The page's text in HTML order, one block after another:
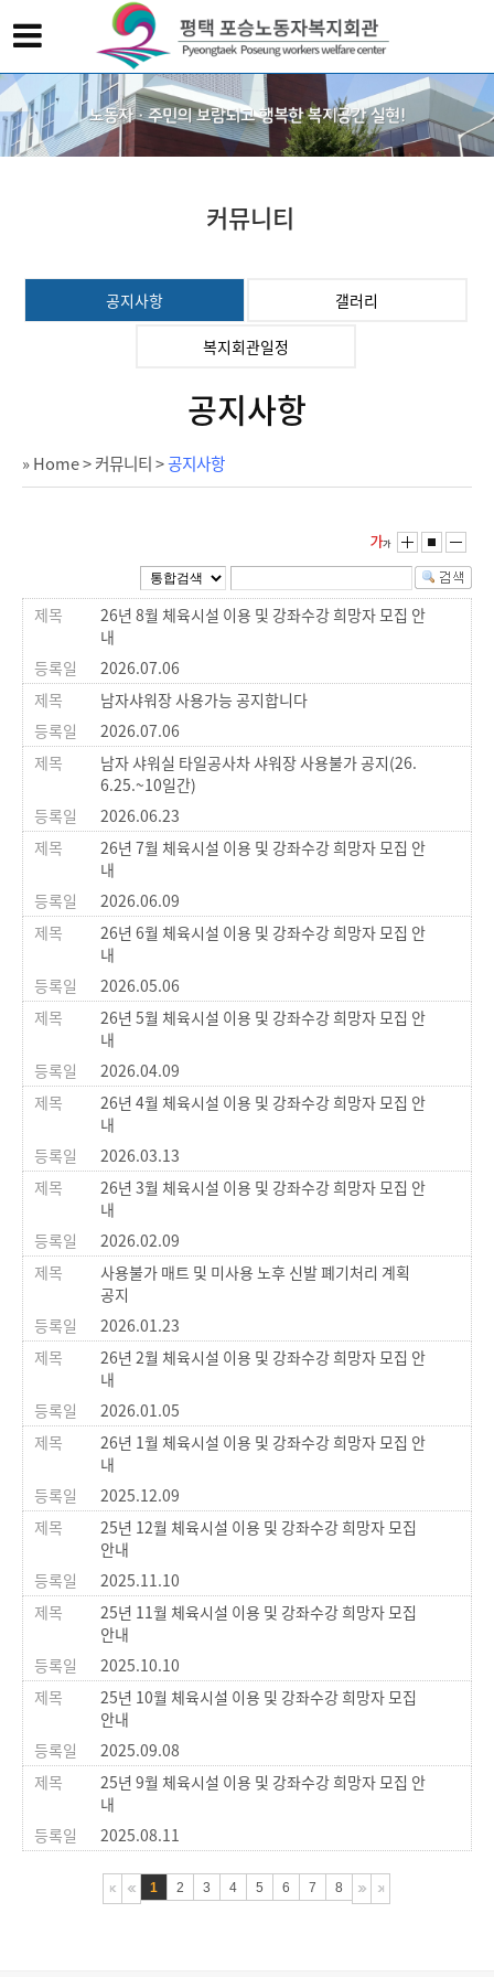
커뮤니티
공지사항 갤러리
복지회관일정
공지사항
» Home>커뮤니티>공지사항
26년 8월 체육시설 이용 및 강좌수강 희망자 모집 안
내
2026.07.06
남자샤워장 사용가능 공지합니다
2026.07.06
남자 샤워실 타일공사차 샤워장 사용불가 공지(26.
6.25.~10일간)
2026.06.23
26년 7월 체육시설 이용 및 강좌수강 희망자 모집 안
내
2026.06.09
26년 6월 체육시설 이용 및 강좌수강 희망자 모집 안
내
2026.05.06
26년 5월 체육시설 이용 및 강좌수강 희망자 모집 안
내
2026.04.09
26년 4월 체육시설 이용 및 강좌수강 희망자 모집 안
내
2026.03.13
26년 3월 체육시설 이용 및 강좌수강 희망자 모집 안
내
2026.02.09
사용불가 매트 및 미사용 노후 신발 폐기처리 계획
공지
2026.01.23
26년 2월 체육시설 이용 및 강좌수강 희망자 모집 안
내
2026.01.05
26년 1월 체육시설 이용 및 강좌수강 희망자 모집 안
내
2025.12.09
25년 12월 체육시설 이용 및 강좌수강 희망자 모집
안내
2025.11.10
25년 11월 체육시설 이용 및 강좌수강 희망자 모집
안내
2025.10.10
25년 10월 체육시설 이용 및 강좌수강 희망자 모집
안내
2025.09.08
25년 9월 체육시설 이용 및 강좌수강 희망자 모집 안
내
2025.08.11
1 2 3 4 5 6 7 8